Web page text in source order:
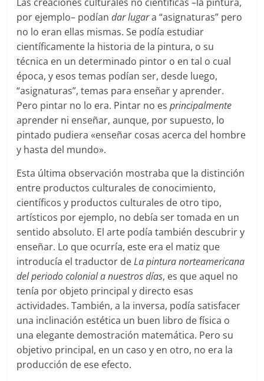
por ejemplo– podíandar lugara “asignaturas” pero
no lo eran ellas mismas. Se podía estudiar
científicamente la historia de la pintura, o su
técnica en un determinado pintor o en tal o cual
época, y esos temas podían ser, desde luego,
“asignaturas”, temas para enseñar y aprender.
Pero pintar no lo era. Pintar no esprincipalmente
aprender ni enseñar, aunque, por supuesto, lo
pintado pudiera «enseñar cosas acerca del hombre
y hasta del mundo».
Esta última observación mostraba que la distinción
entre productos culturales de conocimiento,
científicos y productos culturales de otro tipo,
artísticos por ejemplo, no debía ser tomada en un
sentido absoluto. El arte podía también descubrir y
enseñar. Lo que ocurría, este era el matiz que
introducía el traductor deLa pintura norteamericana
del periodo colonial a nuestros días, es que aquel no
tenía por objeto principal y directo esas
actividades. También, a la inversa, podía satisfacer
una inclinación estética un buen libro de física o
una elegante demostración matemática. Pero su
objetivo principal, en un caso y en otro, no era la
producción de ese efecto.